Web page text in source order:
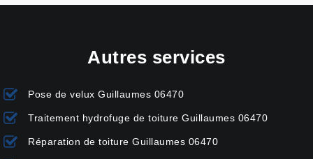
Autres services
Pose de velux Guillaumes 06470
Traitement hydrofuge de toiture Guillaumes 06470
Réparation de toiture Guillaumes 06470